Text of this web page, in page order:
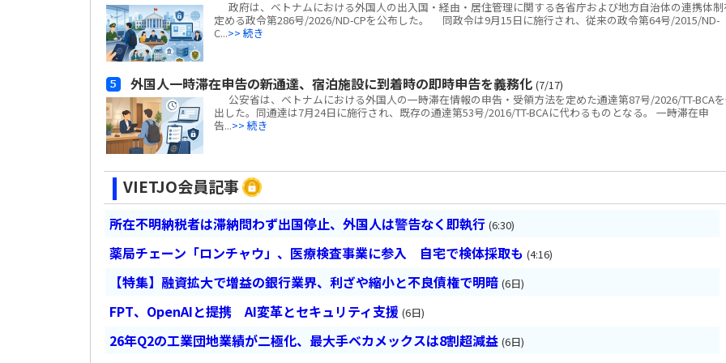
政府は、ベトナムにおける外国人の出入国・経由・居住管理に関する各省庁および地方自治体の連携体
定める政令第286号/2026/ND-CPを公布した。 同政令は9月15日に施行され、従来の政令第64号/2015/ND-
C...>> 続き
外国人一時滞在申告の新通達、宿泊施設に到着時の即時申告を義務化 (7/17)
公安省は、ベトナムにおける外国人の一時滞在情報の申告・受領方法を定めた通達第87号/2026/TT-BCA
出した。同通達は7月24日に施行され、既存の通達第53号/2016/TT-BCAに代わるものとなる。 一時滞在申
告...>> 続き
VIETJO会員記事
所在不明納税者は滞納問わず出国停止、外国人は警告なく即執行 (6:30)
薬局チェーン「ロンチャウ」、医療検査事業に参入 自宅で検体採取も (4:16)
【特集】融資拡大で増益の銀行業界、利ざや縮小と不良債権で明暗 (6日)
FPT、OpenAIと提携 AI変革とセキュリティ支援 (6日)
26年Q2の工業団地業績が二極化、最大手ベカメックスは8割超減益 (6日)